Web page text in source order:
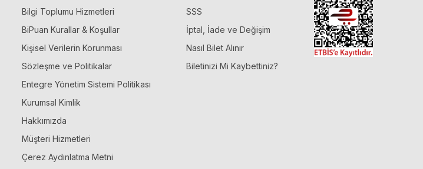
Bilgi Toplumu Hizmetleri
BiPuan Kurallar & Koşullar
Kişisel Verilerin Korunması
Sözleşme ve Politikalar
Entegre Yönetim Sistemi Politikası
Kurumsal Kimlik
Hakkımızda
Müşteri Hizmetleri
Çerez Aydınlatma Metni
SSS
İptal, İade ve Değişim
Nasıl Bilet Alınır
Biletinizi Mi Kaybettiniz?